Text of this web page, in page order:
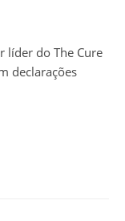
declarações